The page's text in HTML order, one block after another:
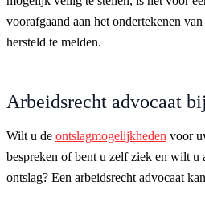
voorafgaand aan het ondertekenen
hersteld te melden.
Arbeidsrecht advocaat
Wilt u de ontslagmogelijkheden voor
bespreken of bent u zelf ziek en wilt u
ontslag? Een arbeidsrecht advocaat